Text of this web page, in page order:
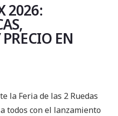
2026:
EN
la Feria de las 2 Ruedas
todos con el lanzamiento